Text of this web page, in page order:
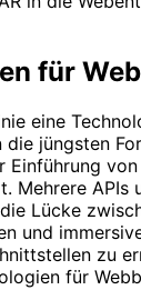
für
eine
die jüngsten
Mehrere APIs
Lücke
und
zu
für